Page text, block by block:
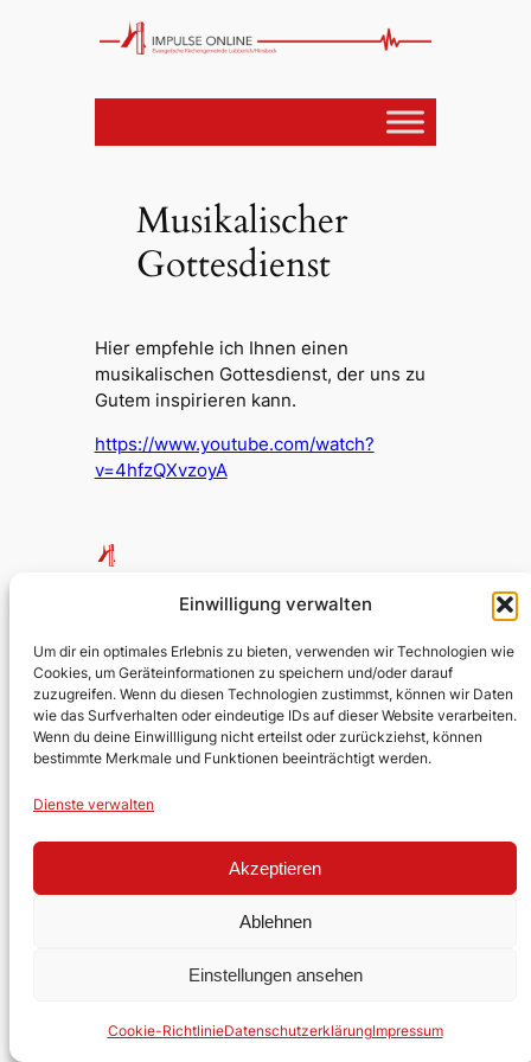
Einwilligung verwalten
Um dir ein optimales Erlebnis zu bieten, verwenden wir Technologien wie
Cookies, um Geräteinformationen zu speichern und/oder darauf
zuzugreifen. Wenn du diesen Technologien zustimmst, können wir Daten
wie das Surfverhalten oder eindeutige IDs auf dieser Website verarbeiten.
Wenn du deine Einwillligung nicht erteilst oder zurückziehst, können
bestimmte Merkmale und Funktionen beeinträchtigt werden.
Dienste verwalten
Akzeptieren
Ablehnen
Einstellungen ansehen
Cookie-RichtlinieDatenschutzerklärungImpressum
Musikalischer
Gottesdienst
Hier empfehle ich Ihnen einen
musikalischen Gottesdienst, der uns zu
Gutem inspirieren kann.
https://www.youtube.com/watch?
v=4hfzQXvzoyA
Evangelische Kirchengemeinde
Über uns
Kontakt
Stellen
Impressum
Datenschutz
Social
Facebook
YouTube
WordPress